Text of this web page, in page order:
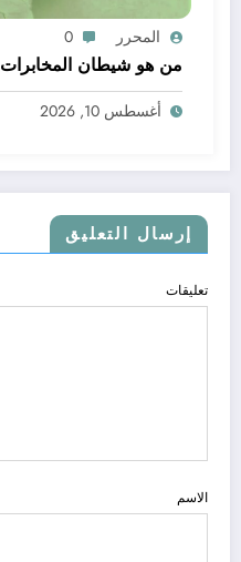
المحرر 0
من هو شيطان المخابرات
أغسطس 10, 2026
إرسال التعليق
تعليقات
الاسم